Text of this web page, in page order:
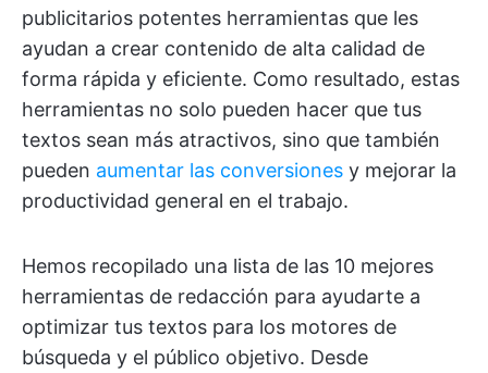
publicitarios potentes herramientas que les
ayudan a crear contenido de alta calidad de
forma rápida y eficiente. Como resultado, estas
herramientas no solo pueden hacer que tus
textos sean más atractivos, sino que también
pueden aumentar las conversiones y mejorar la
productividad general en el trabajo.
Hemos recopilado una lista de las 10 mejores
herramientas de redacción para ayudarte a
optimizar tus textos para los motores de
búsqueda y el público objetivo. Desde